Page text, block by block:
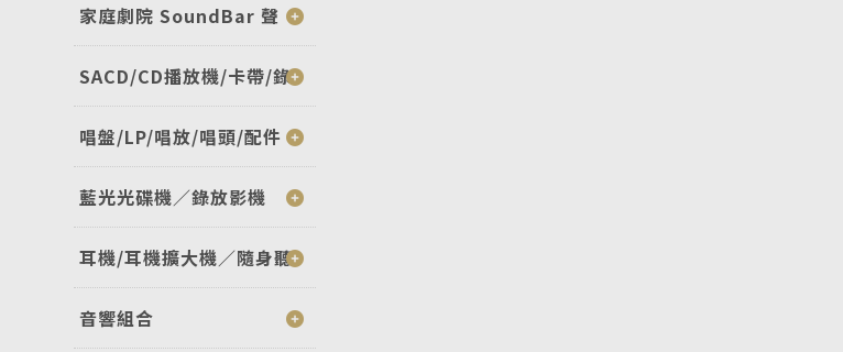
家庭劇院 SoundBar 聲
SACD/CD播放機/卡帶/錄
唱盤/LP/唱放/唱頭/配件
藍光光碟機／錄放影機
耳機/耳機擴大機／隨身聽
音響組合